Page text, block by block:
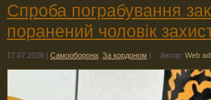
Спроба пограбування
поранений чоловік
17.07.2026 | Самооборона За кордоном | Автор: Web